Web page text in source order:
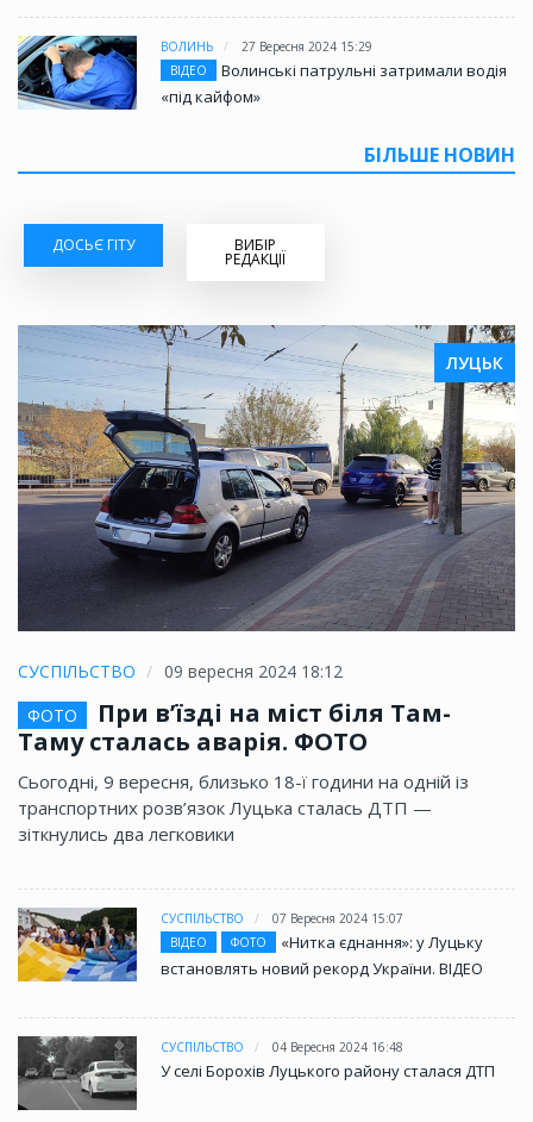
ВОЛИНЬ
27 Вересня 2024 15:29
ВІДЕО
Волинські патрульні затримали водія
«під кайфом»
БІЛЬШЕ НОВИН
ДОСЬЄ ГІТУ ВИБІР
РЕДАКЦІЇ
ЛУЦЬК
СУСПІЛЬСТВО
09 вересня 2024 18:12
ФОТО
При в’їзді на міст біля Там-
Таму сталась аварія. ФОТО
Сьогодні, 9 вересня, близько 18-ї години на одній із
транспортних розв’язок Луцька сталась ДТП —
зіткнулись два легковики
СУСПІЛЬСТВО
07 Вересня 2024 15:07
ВІДЕО
ФОТО
«Нитка єднання»: у Луцьку
встановлять новий рекорд України. ВІДЕО
СУСПІЛЬСТВО 04 Вересня 2024 16:48
У селі Борохів Луцького району сталася ДТП